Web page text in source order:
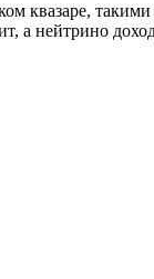
квазаре,
а нейтрино